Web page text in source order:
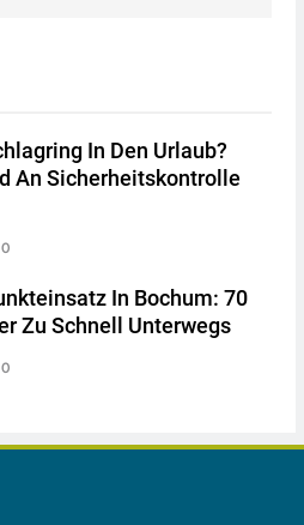
In Den Urlaub?
An Sicherheitskontrolle
0
In Bochum: 70
Zu Schnell Unterwegs
0